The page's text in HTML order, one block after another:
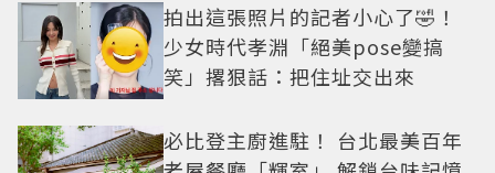
拍出這張照片的記者小心了🤣！
少女時代孝淵「絕美pose變搞
笑」撂狠話：把住址交出來
必比登主廚進駐！ 台北最美百年